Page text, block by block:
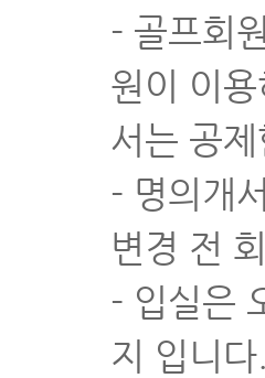
- 골프회
원이 이
서는 공
- 명의개
변경 전
- 입실은
지 입니다.